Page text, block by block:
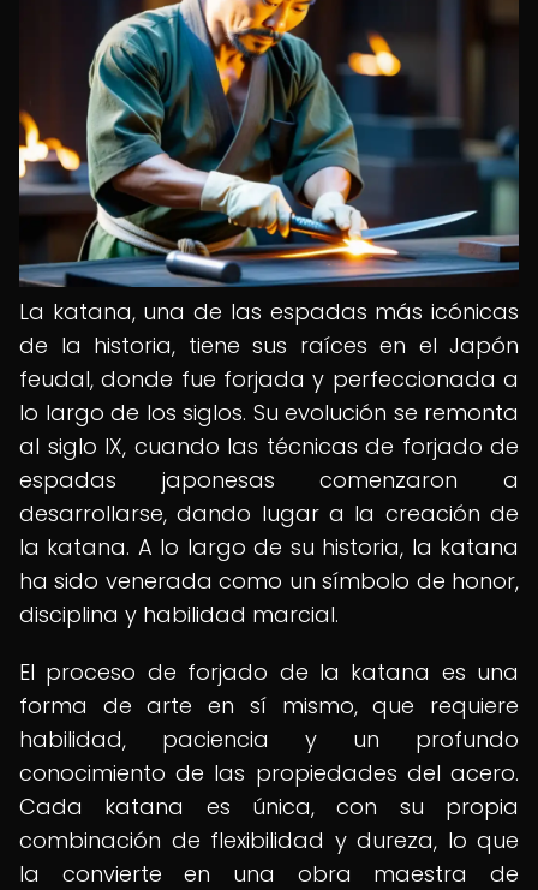
La katana, una de las espadas más icónicas
de la historia, tiene sus raíces en el Japón
feudal, donde fue forjada y perfeccionada a
lo largo de los siglos. Su evolución se remonta
al siglo IX, cuando las técnicas de forjado de
espadas japonesas comenzaron a
desarrollarse, dando lugar a la creación de
la katana. A lo largo de su historia, la katana
ha sido venerada como un símbolo de honor,
disciplina y habilidad marcial.
El proceso de forjado de la katana es una
forma de arte en sí mismo, que requiere
habilidad, paciencia y un profundo
conocimiento de las propiedades del acero.
Cada katana es única, con su propia
combinación de flexibilidad y dureza, lo que
la convierte en una obra maestra de